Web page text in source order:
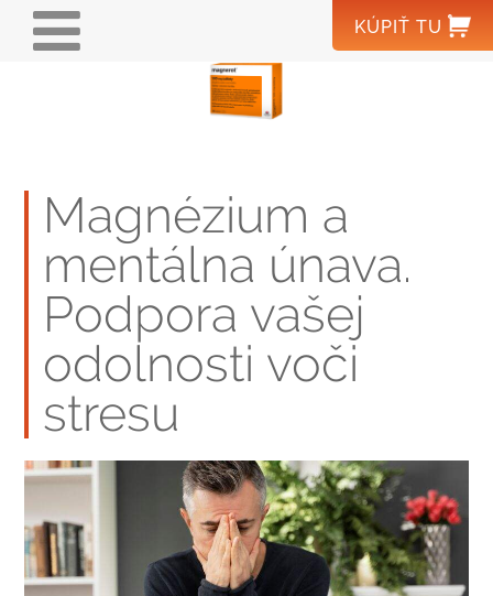
Skočiť
hlavný
KÚPIŤ TU
MAIN
NAVIGATION
DOMOV
MAGNÉZIUM
KYSELINA OROTOVÁ
PRE ODBORNÚ
WOERWAGPHARMA.SK
HLÁSENIE NEŽIADUCICH
ÚČINKOV
Magnézium a
mentálna únava.
Podpora vašej
odolnosti voči
stresu